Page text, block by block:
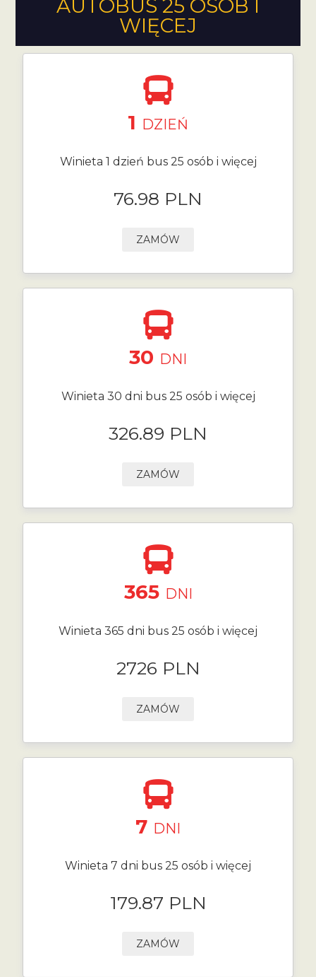
AUTOBUS 25 OSÓB I
WIĘCEJ
1 DZIEŃ
Winieta 1 dzień bus 25 osób i więcej
76.98 PLN
ZAMÓW
30 DNI
Winieta 30 dni bus 25 osób i więcej
326.89 PLN
ZAMÓW
365 DNI
Winieta 365 dni bus 25 osób i więcej
2726 PLN
ZAMÓW
7 DNI
Winieta 7 dni bus 25 osób i więcej
179.87 PLN
ZAMÓW